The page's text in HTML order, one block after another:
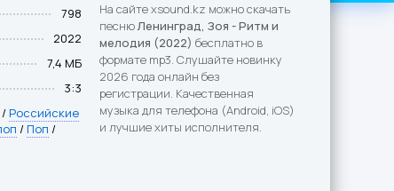
798
2022
7,4 МБ
3:3
/ Российские
/ Поп /
На сайте xsound.kz можно скачать
песнюЛенинград, Зоя - Ритм и
мелодия (2022) бесплатно в
формате mp3. Слушайте новинку
2026 года онлайн без
регистрации. Качественная
музыка для телефона (Android, iOS)
и лучшие хиты исполнителя.